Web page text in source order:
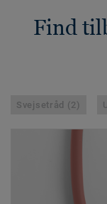
Find
Svejsetråd (2)